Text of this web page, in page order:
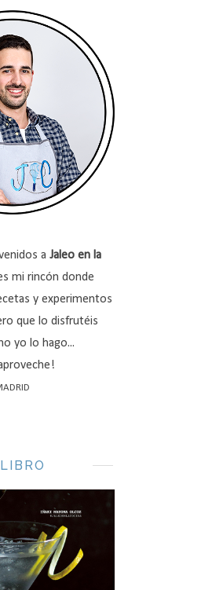
a Jaleo en la
mi rincón donde
y experimentos
que lo disfrutéis
yo lo hago...